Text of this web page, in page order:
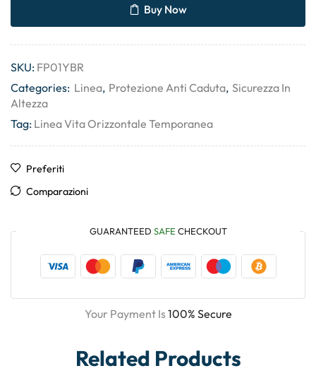
Buy Now
SKU: FP01YBR
Categories: Linea, Protezione Anti Caduta, Sicurezza In
Altezza
Tag: Linea Vita Orizzontale Temporanea
Preferiti
Comparazioni
GUARANTEED SAFE CHECKOUT
Your Payment Is100% Secure
Related Products